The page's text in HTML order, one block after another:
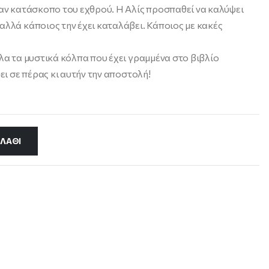
κατάσκοπο του εχθρού. Η Αλίς προσπαθεί να καλύψει
κάποιος την έχει καταλάβει. Κάποιος με κακές
τα μυστικά κόλπα που έχει γραμμένα στο βιβλίο
σε πέρας κι αυτήν την αποστολή!